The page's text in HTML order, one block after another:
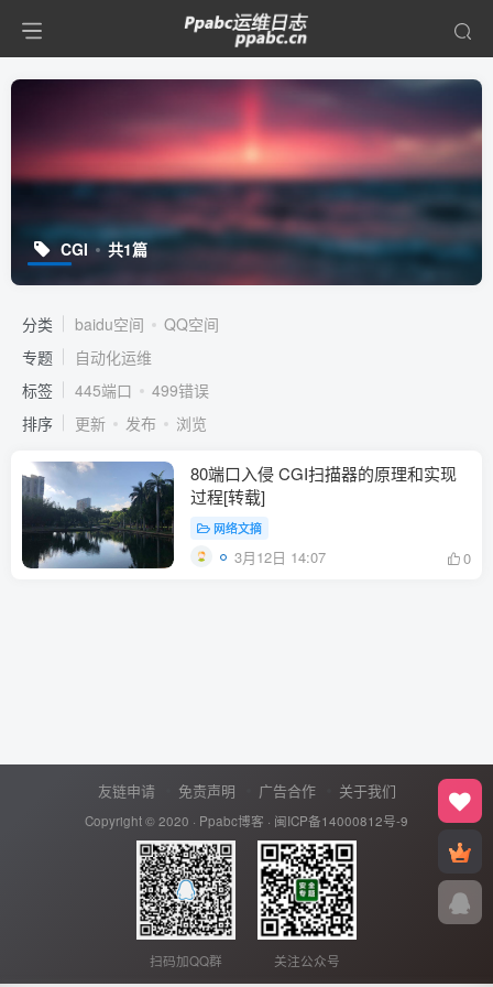
CGI 共1篇
分类 baidu空间
QQ空间
专题
自动化运维
标签
445端口
499错误
排序
更新 发布 浏览
80端口入侵 CGI扫描器的原理和实现
过程[转载]
网络文摘
3月12日 14:07 0
友链申请 免责声明 广告合作 关于我们
Copyright © 2020 · Ppabc博客 · 闽ICP备14000812号-9
扫码加QQ群 关注公众号